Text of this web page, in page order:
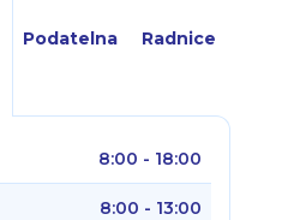
Podatelna Radnice
8:00 - 18:00
8:00 - 13:00